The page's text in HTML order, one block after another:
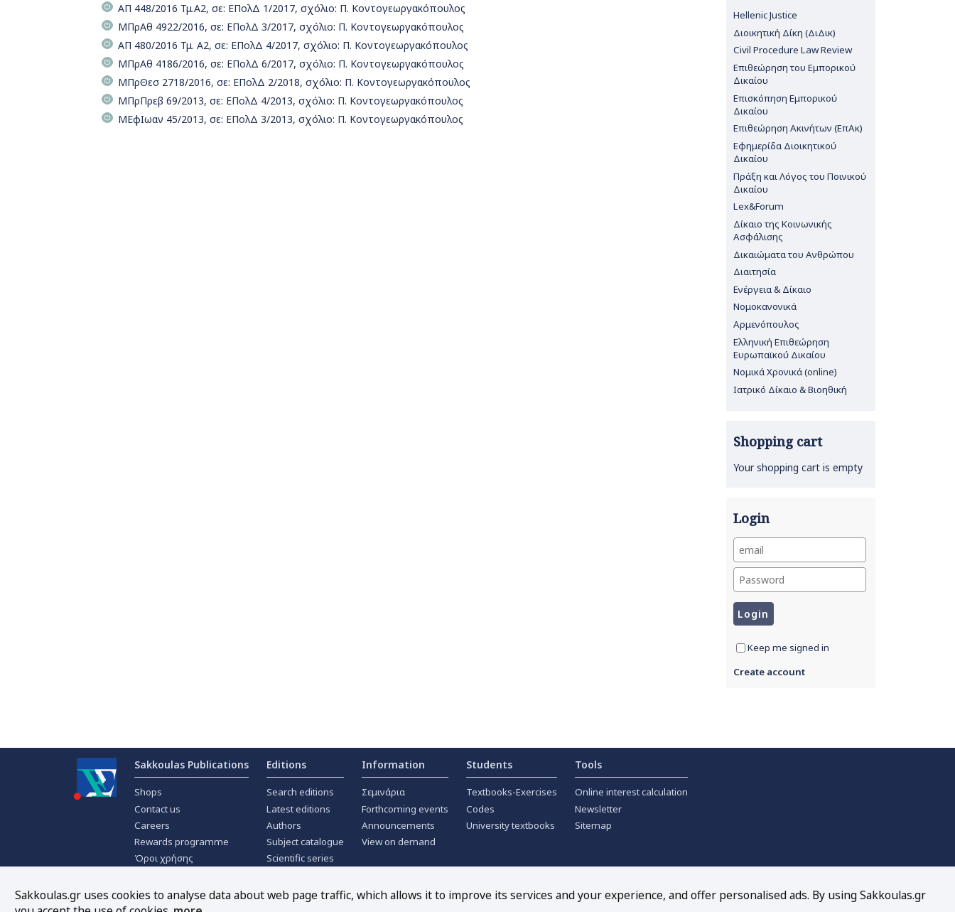
ΑΠ 448/2016 Τμ.Α2, σε: ΕΠολΔ 1/2017, σχόλιο: Π. Κοντογεωργακόπουλος
ΜΠρΑθ 4922/2016, σε: ΕΠολΔ 3/2017, σχόλιο: Π. Κοντογεωργακόπουλος
ΑΠ 480/2016 Τμ. Α2, σε: ΕΠολΔ 4/2017, σχόλιο: Π. Κοντογεωργακόπουλος
ΜΠρΑθ 4186/2016, σε: ΕΠολΔ 6/2017, σχόλιο: Π. Κοντογεωργακόπουλος
ΜΠρΘεσ 2718/2016, σε: ΕΠολΔ 2/2018, σχόλιο: Π. Κοντογεωργακόπουλος
ΜΠρΠρεβ 69/2013, σε: ΕΠολΔ 4/2013, σχόλιο: Π. Κοντογεωργακόπουλος
ΜΕφΙωαν 45/2013, σε: ΕΠολΔ 3/2013, σχόλιο: Π. Κοντογεωργακόπουλος
Hellenic Justice
Διοικητική Δίκη (ΔιΔικ)
Civil Procedure Law Review
Επιθεώρηση του Εμπορικού
Δικαίου
Επισκόπηση Εμπορικού
Δικαίου
Επιθεώρηση Ακινήτων (ΕπΑκ)
Εφημερίδα Διοικητικού
Δικαίου
Πράξη και Λόγος του Ποινικού
Δικαίου
Lex&Forum
Δίκαιο της Κοινωνικής
Ασφάλισης
Δικαιώματα του Ανθρώπου
Διαιτησία
Ενέργεια & Δίκαιο
Νομοκανονικά
Αρμενόπουλος
Ελληνική Επιθεώρηση
Ευρωπαϊκού Δικαίου
Νομικά Χρονικά (online)
Ιατρικό Δίκαιο & Βιοηθική
Shopping cart
Your shopping cart is empty
Login
Keep me signed in
Create account
Sakkoulas Publications
Shops
Contact us
Careers
Rewards programme
Όροι χρήσης
About Cookies
Editions
Search editions
Latest editions
Authors
Subject catalogue
Scientific series
Offers
Information
Σεμινάρια
Forthcoming events
Announcements
View on demand
Students
Textbooks-Exercises
Codes
University textbooks
Tools
Online interest calculation
Newsletter
Sitemap
Sakkoulas.gr uses cookies to analyse data about web page traffic, which allows it to improve its services and your experience, and offer personalised ads. By using Sakkoulas.gr